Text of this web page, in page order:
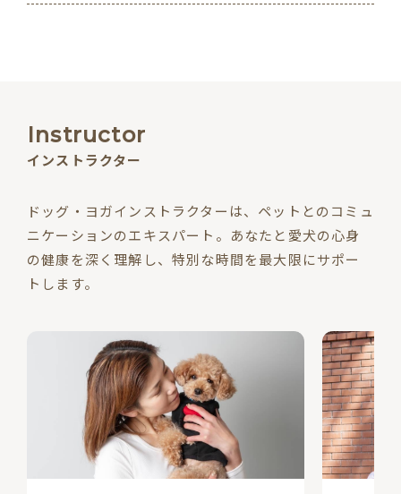
Instructor
インストラクター
ドッグ・ヨガインストラクターは、ペットとのコミュ
ニケーションのエキスパート。あなたと愛犬の心身
の健康を深く理解し、特別な時間を最大限にサポー
トします。